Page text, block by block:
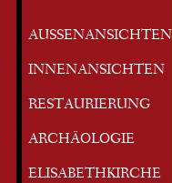
AUSSENANSICHTEN
INNENANSICHTEN
RESTAURIERUNG
ARCHÄOLOGIE
ELISABETHKIRCHE